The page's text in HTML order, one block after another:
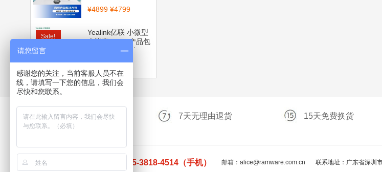
¥4899 ¥4799
Sale!
Yealink亿联 小微型
会议室BYOD产品包
（CP900全向麦...
¥4560 ¥3999
升级三年维保服务 7天无理由退货 15天免费换货
0755-83200200（电话） 135-3818-4514（手机） 邮箱：alice@ramware.com.cn 联系地址：广东省深圳
请您留言
感谢您的关注，当前客服人员不在
线，请填写一下您的信息，我们会
尽快和您联系。